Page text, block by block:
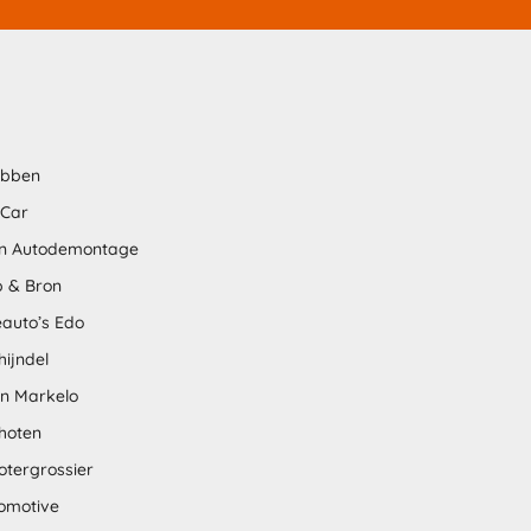
Autodemontage
& Bron
Edo
Markelo